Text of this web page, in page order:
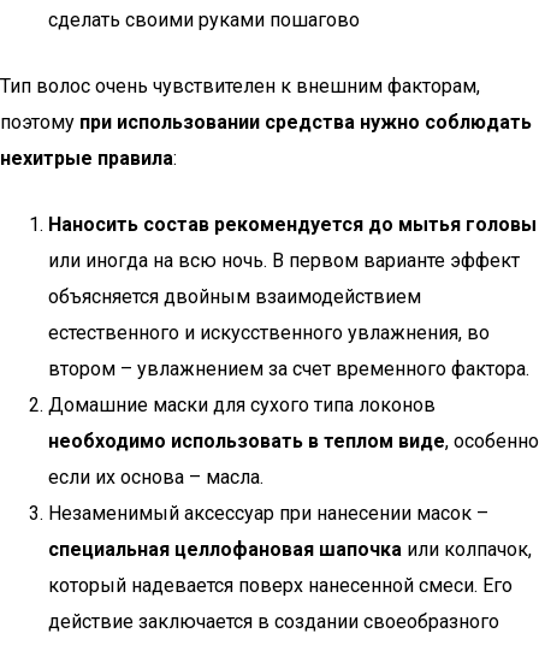
сделать своими руками пошагово
Тип волос очень чувствителен к внешним факторам,
поэтому при использовании средства нужно соблюдать
нехитрые правила:
Наносить состав рекомендуется до мытья головы
или иногда на всю ночь. В первом варианте эффект
объясняется двойным взаимодействием
естественного и искусственного увлажнения, во
втором – увлажнением за счет временного фактора.
Домашние маски для сухого типа локонов
необходимо использовать в теплом виде, особенно
если их основа – масла.
Незаменимый аксессуар при нанесении масок –
специальная целлофановая шапочка или колпачок,
который надевается поверх нанесенной смеси. Его
действие заключается в создании своеобразного